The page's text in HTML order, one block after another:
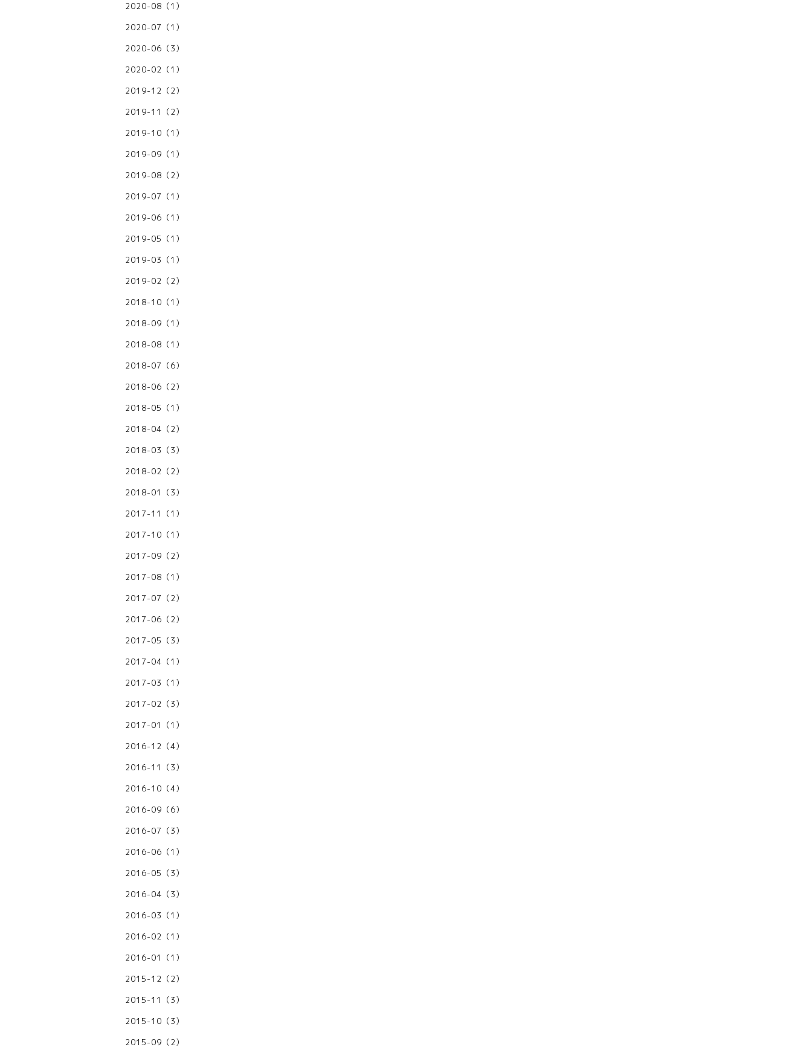
2020-08（1）
2020-07（1）
2020-06（3）
2020-02（1）
2019-12（2）
2019-11（2）
2019-10（1）
2019-09（1）
2019-08（2）
2019-07（1）
2019-06（1）
2019-05（1）
2019-03（1）
2019-02（2）
2018-10（1）
2018-09（1）
2018-08（1）
2018-07（6）
2018-06（2）
2018-05（1）
2018-04（2）
2018-03（3）
2018-02（2）
2018-01（3）
2017-11（1）
2017-10（1）
2017-09（2）
2017-08（1）
2017-07（2）
2017-06（2）
2017-05（3）
2017-04（1）
2017-03（1）
2017-02（3）
2017-01（1）
2016-12（4）
2016-11（3）
2016-10（4）
2016-09（6）
2016-07（3）
2016-06（1）
2016-05（3）
2016-04（3）
2016-03（1）
2016-02（1）
2016-01（1）
2015-12（2）
2015-11（3）
2015-10（3）
2015-09（2）